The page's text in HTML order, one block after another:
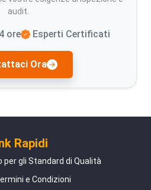
audit.
ore Esperti Certificati
Ora
Rapidi
per gli Standard di Qualità
e Condizioni